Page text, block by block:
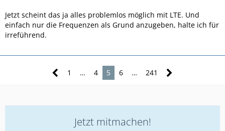
Jetzt scheint das ja alles problemlos möglich mit LTE. Und
einfach nur die Frequenzen als Grund anzugeben, halte ich für
irreführend.
1 … 4 5 6 … 241
Jetzt mitmachen!